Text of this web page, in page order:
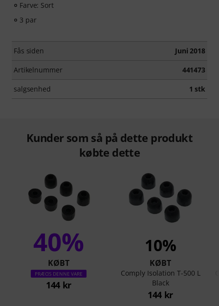
Farve: Sort
3 par
Fås siden Juni 2018
Artikelnummer 441473
salgsenhed 1 stk
Kunder som så på dette produkt
købte dette
40%
KØBT
PRÆCIS DENNE VARE
144 kr
10%
KØBT
Comply Isolation T-500 L
Black
144 kr